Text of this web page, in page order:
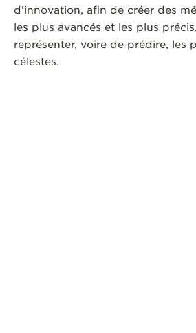
d’innovation, afin de créer des
les plus avancés et les plus
représenter, voire de prédire, les
célestes.